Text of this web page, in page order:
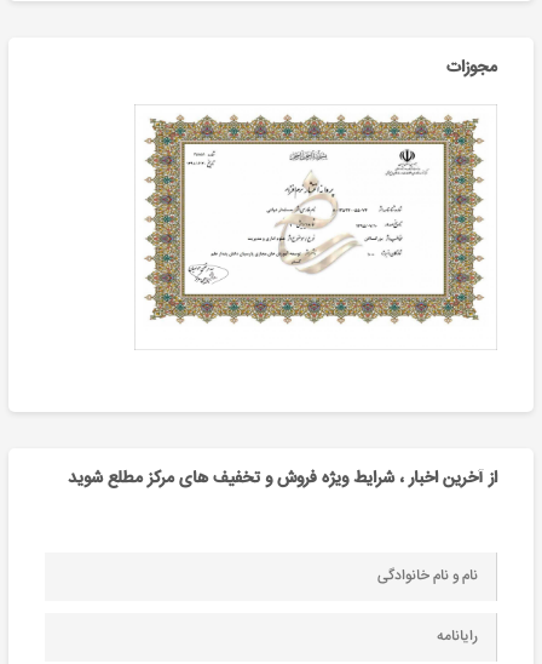
مجوزات
از آخرین اخبار ، شرایط ویژه فروش و تخفیف های مرکز مطلع شوید